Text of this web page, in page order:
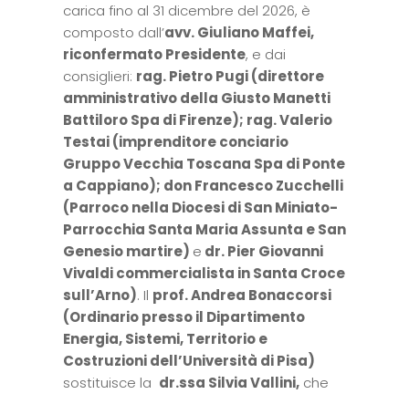
carica fino al 31 dicembre del 2026, è
composto dall’avv. Giuliano Maffei,
riconfermato Presidente, e dai
consiglieri: rag. Pietro Pugi (direttore
amministrativo della Giusto Manetti
Battiloro Spa di Firenze); rag. Valerio
Testai (imprenditore conciario
Gruppo Vecchia Toscana Spa di Ponte
a Cappiano); don Francesco Zucchelli
(Parroco nella Diocesi di San Miniato-
Parrocchia Santa Maria Assunta e San
Genesio martire) e dr. Pier Giovanni
Vivaldi commercialista in Santa Croce
sull’Arno). Il prof. Andrea Bonaccorsi
(Ordinario presso il Dipartimento
Energia, Sistemi, Territorio e
Costruzioni dell’Università di Pisa)
sostituisce la dr.ssa Silvia Vallini, che